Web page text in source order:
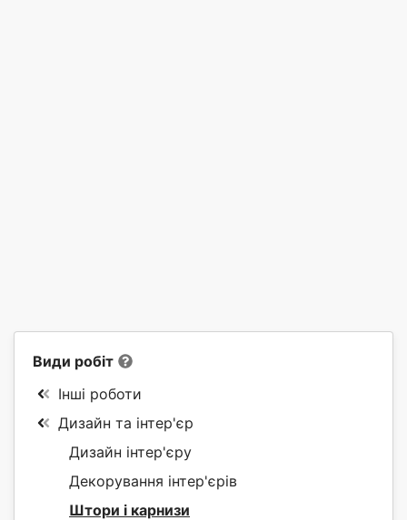
Види робіт
Інші роботи
Дизайн та інтер'єр
Дизайн інтер'єру
Декорування інтер'єрів
Штори і карнизи